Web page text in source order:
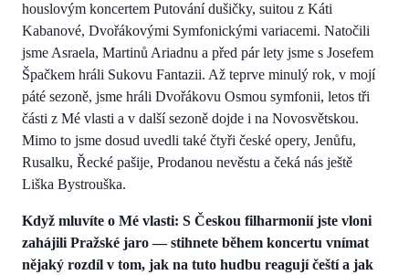
houslovým koncertem Putování dušičky, suitou z Káti
Kabanové, Dvořákovými Symfonickými variacemi. Natočili
jsme Asraela, Martinů Ariadnu a před pár lety jsme s Josefem
Špačkem hráli Sukovu Fantazii. Až teprve minulý rok, v mojí
páté sezoně, jsme hráli Dvořákovu Osmou symfonii, letos tři
části z Mé vlasti a v další sezoně dojde i na Novosvětskou.
Mimo to jsme dosud uvedli také čtyři české opery, Jenůfu,
Rusalku, Řecké pašije, Prodanou nevěstu a čeká nás ještě
Liška Bystrouška.
Když mluvíte o Mé vlasti: S Českou filharmonií jste vloni
zahájili Pražské jaro — stihnete během koncertu vnímat
nějaký rozdíl v tom, jak na tuto hudbu reagují čeští a jak